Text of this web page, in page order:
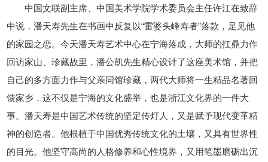
中国文联副主席、中国美术学院学术委员会主任许江在致辞
中说，潘天寿先生在书画中反复以“雷婆头峰寿者”落款，足见他
的家园之恋。今天潘天寿艺术中心在宁海落成，大师的扛鼎力作
回访家山、珍藏故里，潘公凯先生精心设计了这座美术馆，并把
自己的多方面力作与父亲同馆珍藏，两代大师将一生精品名著回
馈家乡，这不仅是宁海的文化盛举，也是浙江文化界的一件大
事。潘天寿是中国艺术传统的坚定传灯人，又是赋予现代变革精
神的创造者。他根植于中国优秀传统文化的土壤，又具有世界性
的目光。他坚守高尚的人格修养和心性境界，又用笔墨磨砺出沉